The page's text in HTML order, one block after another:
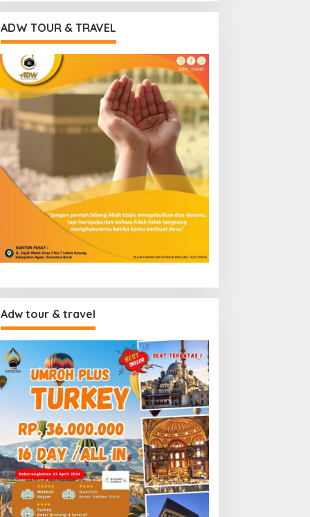
ADW TOUR & TRAVEL
Adw tour & travel